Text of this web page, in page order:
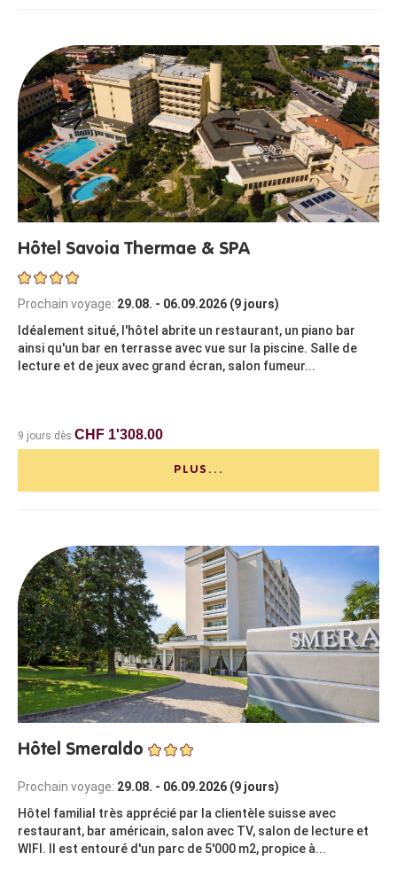
Hôtel Savoia Thermae & SPA
Prochain voyage: 29.08. - 06.09.2026 (9 jours)
Idéalement situé, l'hôtel abrite un restaurant, un piano bar
ainsi qu'un bar en terrasse avec vue sur la piscine. Salle de
lecture et de jeux avec grand écran, salon fumeur...
9 jours dès CHF 1'308.00
PLUS...
Hôtel Smeraldo
Prochain voyage: 29.08. - 06.09.2026 (9 jours)
Hôtel familial très apprécié par la clientèle suisse avec
restaurant, bar américain, salon avec TV, salon de lecture et
WIFI. Il est entouré d'un parc de 5'000 m2, propice à...